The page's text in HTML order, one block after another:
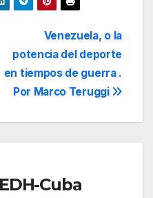
Venezuela, o la
potencia del deporte
en tiempos de guerra .
Por Marco Teruggi
Cuba